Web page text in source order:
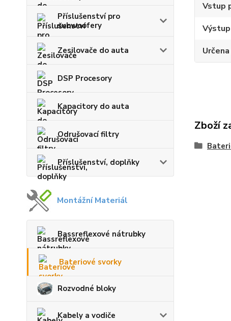
Příslušenství pro
subwoofery
Zesilovače do auta
DSP Procesory
Kapacitory do auta
Odrušovací filtry
Příslušenství, doplňky
Montážní Materiál
Bassreflexové nátrubky
Bateriové svorky
Rozvodné bloky
Kabely a vodiče
Vstup
Zboží